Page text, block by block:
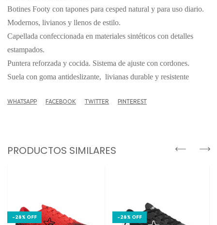
Botines Footy con tapones para cesped natural y para uso diario.
Modernos, livianos y llenos de estilo.
Capellada confeccionada en materiales sintéticos con detalles
estampados.
Puntera reforzada y cocida. Sistema de ajuste con cordones.
Suela con goma antideslizante, livianas durable y resistente
WHATSAPP FACEBOOK TWITTER PINTEREST
PRODUCTOS SIMILARES
-28% OFF -28% OFF